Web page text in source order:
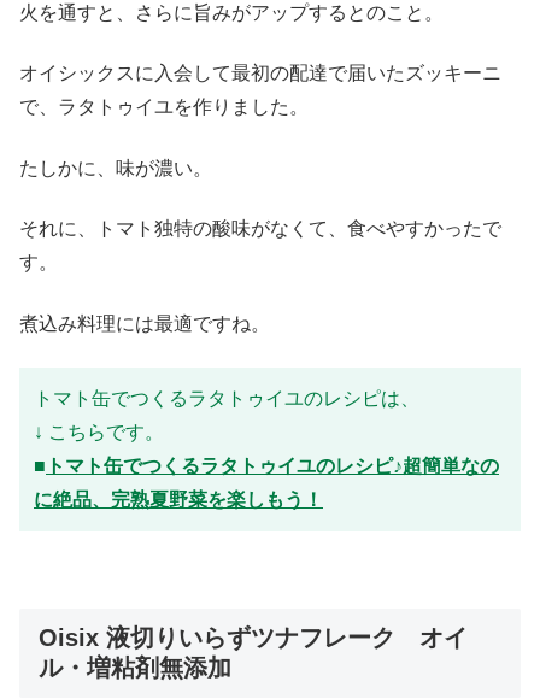
火を通すと、さらに旨みがアップするとのこと。
オイシックスに入会して最初の配達で届いたズッキーニ
で、ラタトゥイユを作りました。
たしかに、味が濃い。
それに、トマト独特の酸味がなくて、食べやすかったで
す。
煮込み料理には最適ですね。
トマト缶でつくるラタトゥイユのレシピは、
↓ こちらです。
■ トマト缶でつくるラタトゥイユのレシピ♪超簡単なの
に絶品、完熟夏野菜を楽しもう！
Oisix 液切りいらずツナフレーク オイ
ル・増粘剤無添加